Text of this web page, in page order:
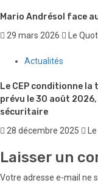
Mario Andrésol face
29 mars 2026 Le
Actualités
Le CEP conditionne
prévu le 30 août
sécuritaire
28 décembre 2025
Laisser un
Votre adresse e-mail ne